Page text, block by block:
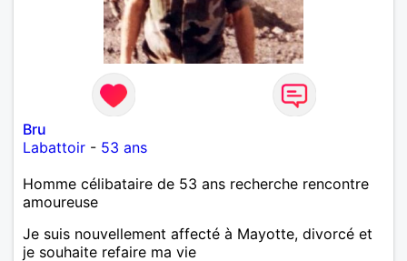
Bru
Labattoir - 53 ans
Homme célibataire de 53 ans recherche rencontre
amoureuse
Je suis nouvellement affecté à Mayotte, divorcé et
je souhaite refaire ma vie